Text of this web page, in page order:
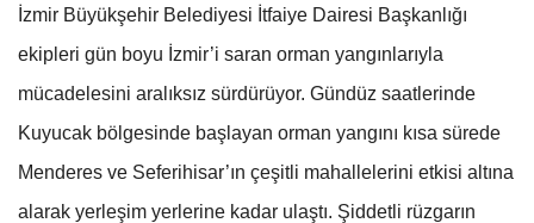
İzmir Büyükşehir Belediyesi İtfaiye Dairesi Başkanlığı
ekipleri gün boyu İzmir’i saran orman yangınlarıyla
mücadelesini aralıksız sürdürüyor. Gündüz saatlerinde
Kuyucak bölgesinde başlayan orman yangını kısa sürede
Menderes ve Seferihisar’ın çeşitli mahallelerini etkisi altına
alarak yerleşim yerlerine kadar ulaştı. Şiddetli rüzgarın